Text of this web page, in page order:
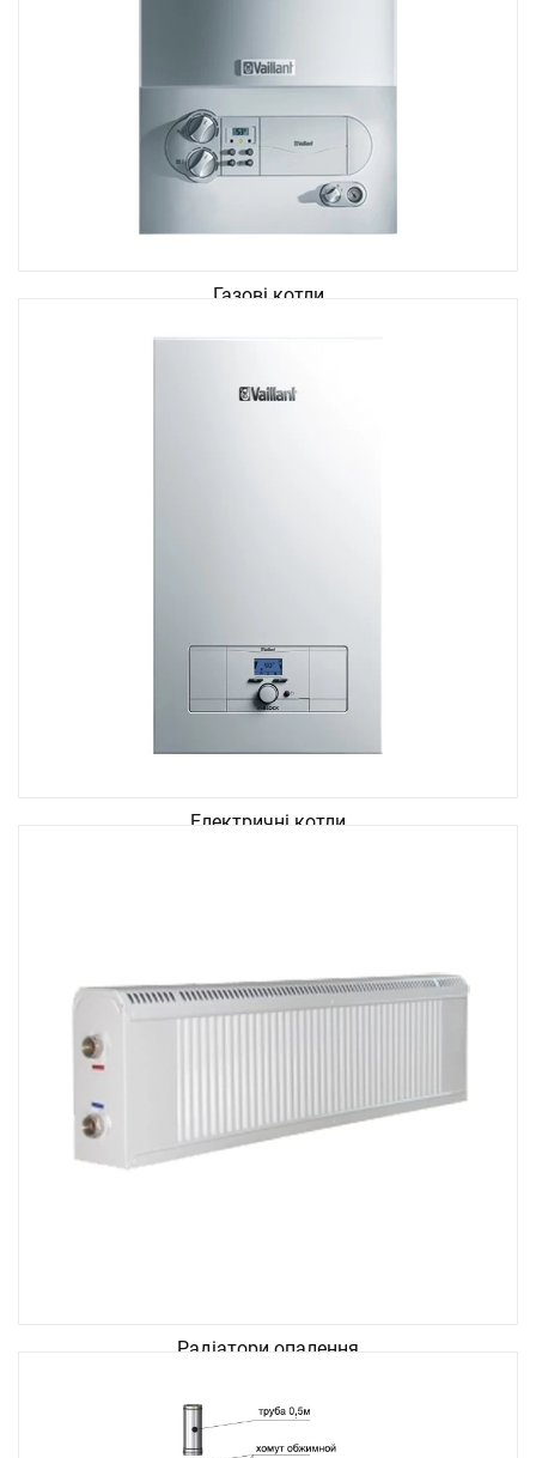
Газові котли
Електричні котли
Радіатори опалення